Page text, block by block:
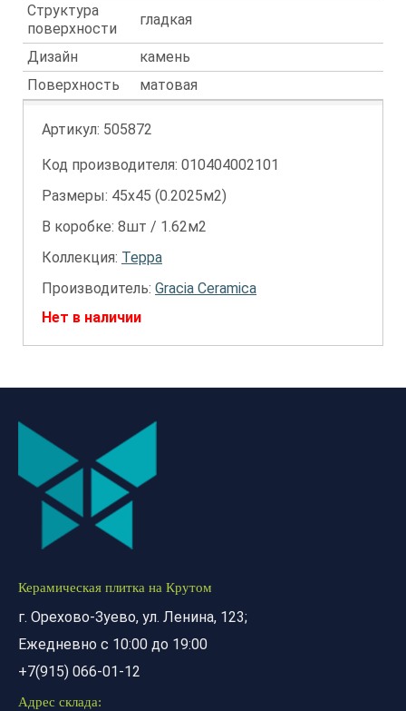
Структура
поверхности
гладкая
Дизайн
камень
Поверхность
матовая
Артикул: 505872
Код производителя: 010404002101
Размеры: 45х45 (0.2025м2)
В коробке: 8шт / 1.62м2
Коллекция: Терра
Производитель: Gracia Ceramica
Нет в наличии
Керамическая плитка на Крутом
г. Орехово-Зуево, ул. Ленина, 123;
Ежедневно с 10:00 до 19:00
+7(915) 066-01-12
Адрес склада: